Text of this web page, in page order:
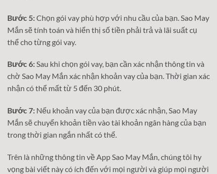
Bước 5:Chọn gói vay phù hợp với nhu cầu của bạn. Sao May
Mắn sẽ tính toán và hiển thị số tiền phải trả và lãi suất cụ
thể cho từng gói vay.
Bước 6:Sau khi chọn gói vay, bạn cần xác nhận thông tin và
chờ Sao May Mắn xác nhận khoản vay của bạn. Thời gian xác
nhận có thể mất từ 5 đến 30 phút.
Bước 7: Nếu khoản vay của bạn được xác nhận, Sao May
Mắn sẽ chuyển khoản tiền vào tài khoản ngân hàng của bạn
trong thời gian ngắn nhất có thể.
Trên là những thông tin về App Sao May Mắn, chúng tôi hy
vọng bài viết này có ích đến với mọi người và giúp mọi người